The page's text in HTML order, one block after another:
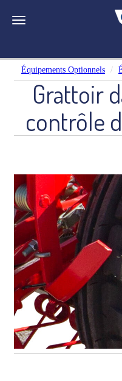
Toggle navigation
Équipements Optionnels
Grattoir
contrôle